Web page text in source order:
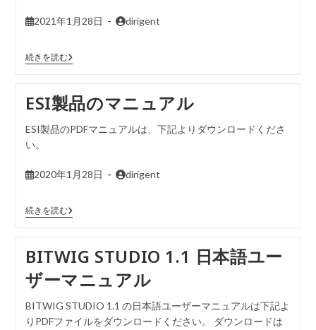
2021年1月28日 dirigent
続きを読む
ESI製品のマニュアル
ESI製品のPDFマニュアルは、下記よりダウンロードくださ
い。
2020年1月28日 dirigent
続きを読む
BITWIG STUDIO 1.1 日本語ユー
ザーマニュアル
BITWIG STUDIO 1.1 の日本語ユーザーマニュアルは下記よ
りPDFファイルをダウンロードください。 ダウンロードは